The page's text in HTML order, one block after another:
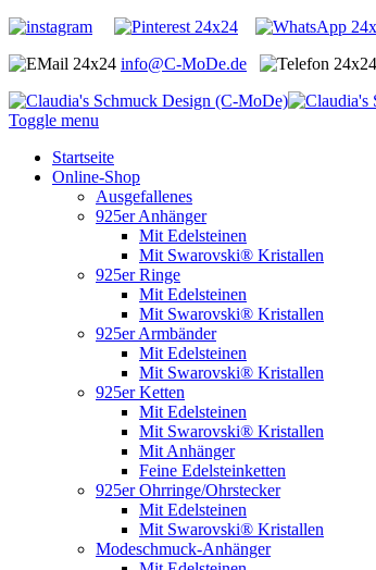
info@C-MoDe.de
Toggle menu
Startseite
Online-Shop
Ausgefallenes
925er Anhänger
Mit Edelsteinen
Mit Swarovski® Kristallen
925er Ringe
Mit Edelsteinen
Mit Swarovski® Kristallen
925er Armbänder
Mit Edelsteinen
Mit Swarovski® Kristallen
925er Ketten
Mit Edelsteinen
Mit Swarovski® Kristallen
Mit Anhänger
Feine Edelsteinketten
925er Ohrringe/Ohrstecker
Mit Edelsteinen
Mit Swarovski® Kristallen
Modeschmuck-Anhänger